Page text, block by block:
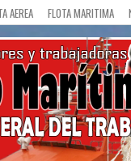
AEREA FLOTA MARITIMA